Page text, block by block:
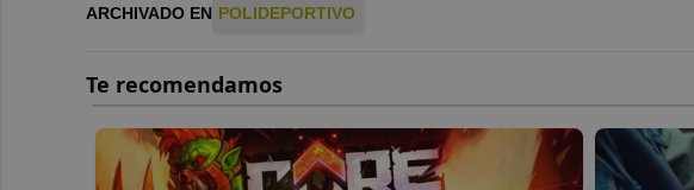
ARCHIVADO EN POLIDEPORTIVO